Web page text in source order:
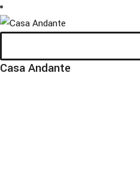
Casa Andante